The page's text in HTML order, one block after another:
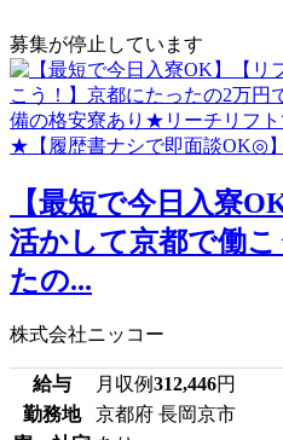
募集が停止しています
【最短で今日入寮
活かして京都で働
たの...
株式会社ニッコー
給与 月収例312,446円
勤務地
京都府 長岡京市